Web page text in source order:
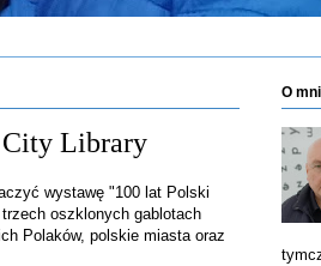
City Library
wystawę "100 lat Polski
oszklonych gablotach
Polaków, polskie miasta oraz
O